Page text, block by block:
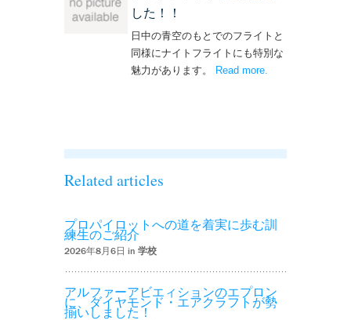
した！！
日中の青空のもとでのフライトと
同様にナイトフライトにも特別な
魅力があります。
Read more– ‘ナイトフライト
.
Related articles
プロパイロットへの道を着実に歩む訓
練生のご紹介
2026年8月6日 in 学校
アルファーアビエィションのエプロン
に、ダイヤモンド・エアクラフトが勢
揃いしました！